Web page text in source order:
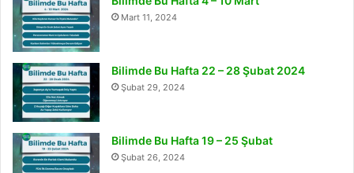
Mart 11, 2024
Bilimde Bu Hafta 22 – 28 Şubat 2024
Şubat 29, 2024
Bilimde Bu Hafta 19 – 25 Şubat
Şubat 26, 2024